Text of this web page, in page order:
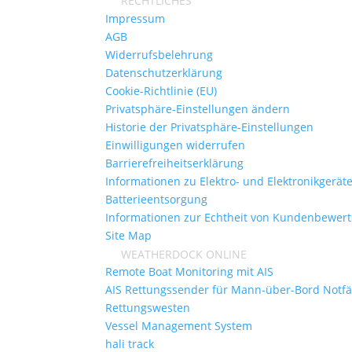
Impressum
AGB
Widerrufsbelehrung
Datenschutzerklärung
Cookie-Richtlinie (EU)
Privatsphäre-Einstellungen ändern
Historie der Privatsphäre-Einstellungen
Einwilligungen widerrufen
Barrierefreiheitserklärung
Informationen zu Elektro- und
Batterieentsorgung
Informationen zur Echtheit von
Site Map
WEATHERDOCK ONLINE
Remote Boat Monitoring mit AIS
AIS Rettungssender für Mann-über-Bord
Rettungswesten
Vessel Management System
hali track